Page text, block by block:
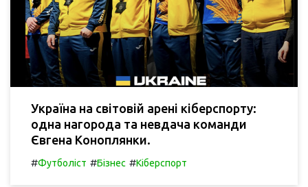
Україна на світовій арені кіберспорту:
одна нагорода та невдача команди
Євгена Коноплянки.
#Футболіст #Бізнес #Кіберспорт